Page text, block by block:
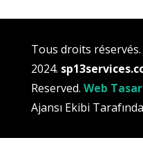
Tous droits réservés.
2024.
Reserved. Web
Ajansı Ekibi